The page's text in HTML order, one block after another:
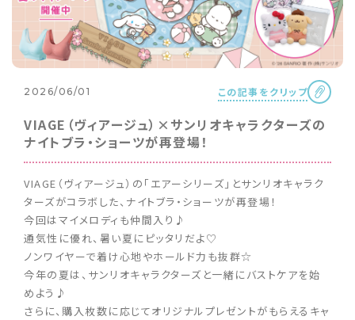
2026/06/01 この記事をクリップ
VIAGE（ヴィアージュ）×サンリオキャラクターズの
ナイトブラ・ショーツが再登場！
VIAGE（ヴィアージュ）の「エアーシリーズ」とサンリオキャラク
ターズがコラボした、ナイトブラ・ショーツが再登場！
今回はマイメロディも仲間入り♪
通気性に優れ、暑い夏にピッタリだよ♡
ノンワイヤーで着け心地やホールド力も抜群☆
今年の夏は、サンリオキャラクターズと一緒にバストケアを始
めよう♪
さらに、購入枚数に応じてオリジナルプレゼントがもらえるキャ